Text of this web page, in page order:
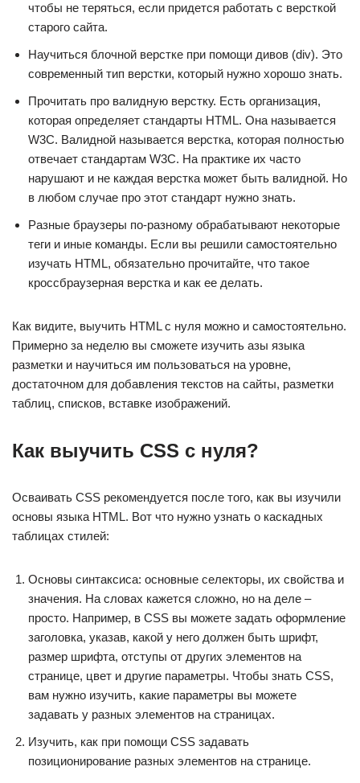
чтобы не теряться, если придется работать с версткой
старого сайта.
Научиться блочной верстке при помощи дивов (div). Это
современный тип верстки, который нужно хорошо знать.
Прочитать про валидную верстку. Есть организация,
которая определяет стандарты HTML. Она называется
W3C. Валидной называется верстка, которая полностью
отвечает стандартам W3C. На практике их часто
нарушают и не каждая верстка может быть валидной. Но
в любом случае про этот стандарт нужно знать.
Разные браузеры по-разному обрабатывают некоторые
теги и иные команды. Если вы решили самостоятельно
изучать HTML, обязательно прочитайте, что такое
кроссбраузерная верстка и как ее делать.
Как видите, выучить HTML с нуля можно и самостоятельно.
Примерно за неделю вы сможете изучить азы языка
разметки и научиться им пользоваться на уровне,
достаточном для добавления текстов на сайты, разметки
таблиц, списков, вставке изображений.
Как выучить CSS с нуля?
Осваивать CSS рекомендуется после того, как вы изучили
основы языка HTML. Вот что нужно узнать о каскадных
таблицах стилей:
Основы синтаксиса: основные селекторы, их свойства и
значения. На словах кажется сложно, но на деле –
просто. Например, в CSS вы можете задать оформление
заголовка, указав, какой у него должен быть шрифт,
размер шрифта, отступы от других элементов на
странице, цвет и другие параметры. Чтобы знать CSS,
вам нужно изучить, какие параметры вы можете
задавать у разных элементов на страницах.
Изучить, как при помощи CSS задавать
позиционирование разных элементов на странице.